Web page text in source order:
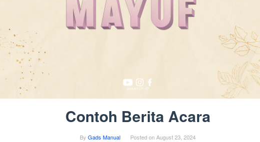
Contoh Berita Acara
By Gads Manual Posted onAugust 23, 2024